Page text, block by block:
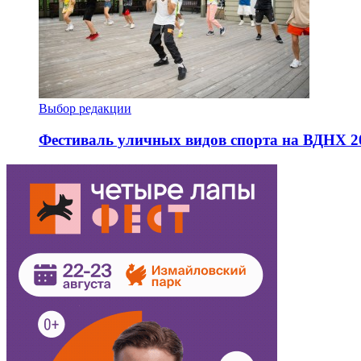
Выбор редакции
Фестиваль уличных видов спорта на ВДНХ